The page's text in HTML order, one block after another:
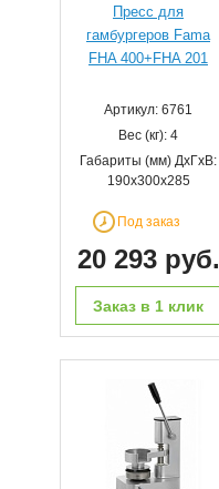
Пресс для
гамбургеров Fama
FHA 400+FHA 201
Артикул: 6761
Вес (кг): 4
Габариты (мм) ДхГхВ:
190x300x285
Под заказ
20 293 руб.
Заказ в 1 клик